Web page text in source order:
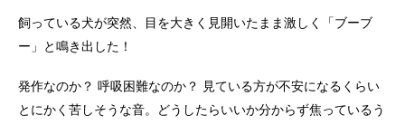
飼っている犬が突然、目を大きく見開いたまま激しく「ブーブ
ー」と鳴き出した！
発作なのか？ 呼吸困難なのか？ 見ている方が不安になるくらい
とにかく苦しそうな音。どうしたらいいか分からず焦っているう